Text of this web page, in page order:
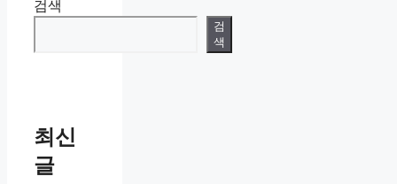
검색
검
색
최신
글